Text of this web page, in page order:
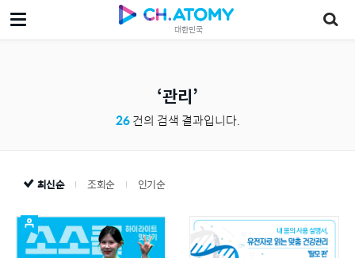
대한민국
관리
26건의 검색 결과입니다.
최신순 조회순 인기순